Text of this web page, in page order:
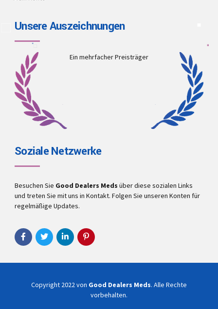
Unsere Auszeichnungen
Ein mehrfacher Preisträger
Soziale Netzwerke
Besuchen Sie Good Dealers Meds über diese sozialen Links
und treten Sie mit uns in Kontakt. Folgen Sie unseren Konten für
regelmäßige Updates.
Copyright 2022 von Good Dealers Meds. Alle Rechte
vorbehalten.